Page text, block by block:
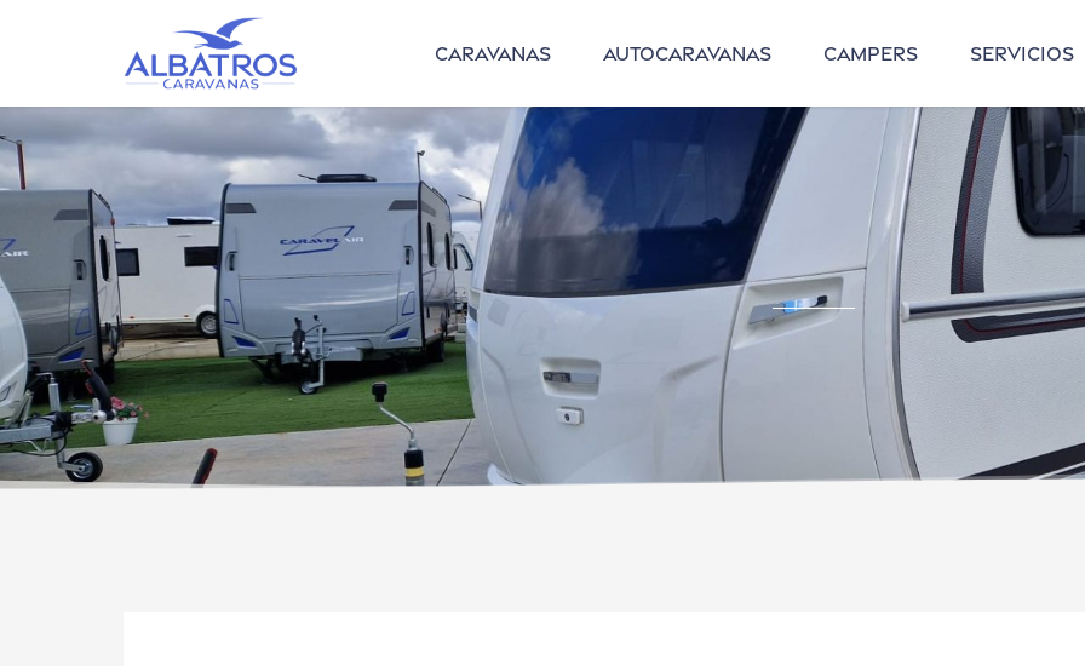
caravanas autocaravanas campers servicios